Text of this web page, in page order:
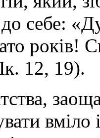
себе:
років!
12, 19).